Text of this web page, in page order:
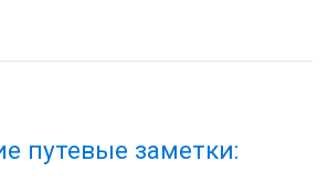
путевые заметки: